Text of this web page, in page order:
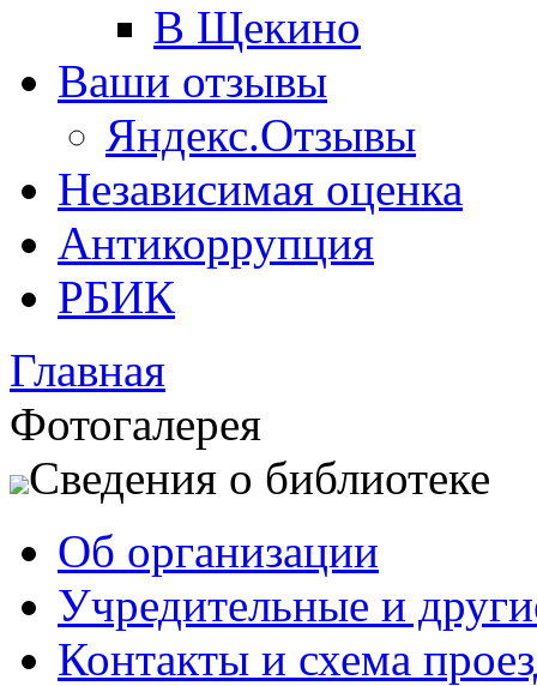
В Щекино
Ваши отзывы
Яндекс.Отзывы
Независимая оценка
Антикоррупция
РБИК
Главная
Фотогалерея
Сведения о библиотеке
Об организации
Учредительные и
Контакты и схема